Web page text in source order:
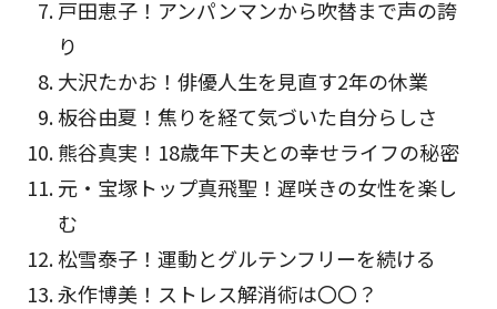
戸田恵子！アンパンマンから吹替まで声の誇
り
大沢たかお！俳優人生を見直す2年の休業
板谷由夏！焦りを経て気づいた自分らしさ
熊谷真実！18歳年下夫との幸せライフの秘密
元・宝塚トップ真飛聖！遅咲きの女性を楽し
む
松雪泰子！運動とグルテンフリーを続ける
永作博美！ストレス解消術は〇〇？